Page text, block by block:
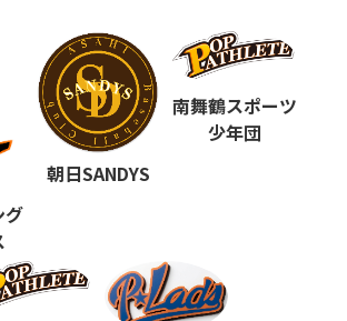
ポップアスリートカップ
ポップアスリートカップ
ポップアスリートカップ
ポップアスリートカップ
グ
朝日SANDYS
南舞鶴スポーツ
少年団